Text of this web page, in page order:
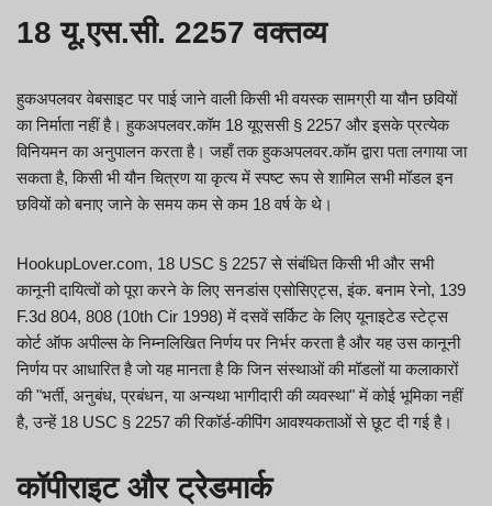
18 यू.एस.सी. 2257 वक्तव्य
हुकअपलवर वेबसाइट पर पाई जाने वाली किसी भी वयस्क सामग्री या यौन छवियों
का निर्माता नहीं है। हुकअपलवर.कॉम 18 यूएससी § 2257 और इसके प्रत्येक
विनियमन का अनुपालन करता है। जहाँ तक हुकअपलवर.कॉम द्वारा पता लगाया जा
सकता है, किसी भी यौन चित्रण या कृत्य में स्पष्ट रूप से शामिल सभी मॉडल इन
छवियों को बनाए जाने के समय कम से कम 18 वर्ष के थे।
HookupLover.com, 18 USC § 2257 से संबंधित किसी भी और सभी
कानूनी दायित्वों को पूरा करने के लिए सनडांस एसोसिएट्स, इंक. बनाम रेनो, 139
F.3d 804, 808 (10th Cir 1998) में दसवें सर्किट के लिए यूनाइटेड स्टेट्स
कोर्ट ऑफ अपील्स के निम्नलिखित निर्णय पर निर्भर करता है और यह उस कानूनी
निर्णय पर आधारित है जो यह मानता है कि जिन संस्थाओं की मॉडलों या कलाकारों
की "भर्ती, अनुबंध, प्रबंधन, या अन्यथा भागीदारी की व्यवस्था" में कोई भूमिका नहीं
है, उन्हें 18 USC § 2257 की रिकॉर्ड-कीपिंग आवश्यकताओं से छूट दी गई है।
कॉपीराइट और ट्रेडमार्क